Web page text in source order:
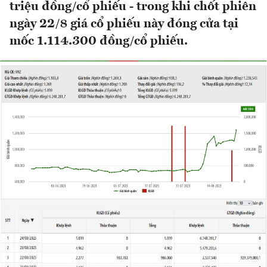
triệu đồng/cổ phiếu - trong khi chốt phiên
ngày 22/8 giá cổ phiếu này đóng cửa tại
mốc 1.114.300 đồng/cổ phiếu.